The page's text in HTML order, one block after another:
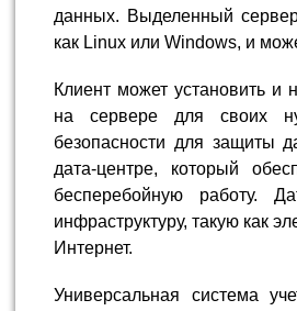
данных. Выделенный
как Linux или Windows, и
Клиент может установить
на сервере для своих
безопасности для защиты
дата-центре, который
бесперебойную работу.
инфраструктуру, такую как
Интернет.
Универсальная система